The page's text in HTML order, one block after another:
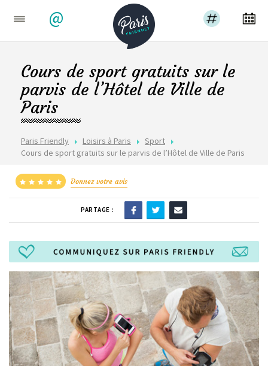
@
Paris Friendly Loisirs à Paris
Sport
Cours de sport gratuits sur le parvis de l’Hôtel de Ville de Paris
Cours de sport gratuits sur le
parvis de l’Hôtel de Ville de
Paris
Donnez votre avis
PARTAGE :